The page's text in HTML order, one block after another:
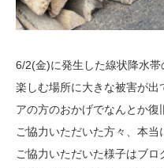
6/2(金)に発生した線状降水
楽しむ場所に大きな被害が出
アの方のおかげでなんとか復
ご協力いただいた方々、本当
ご協力いただいた様子はブロ